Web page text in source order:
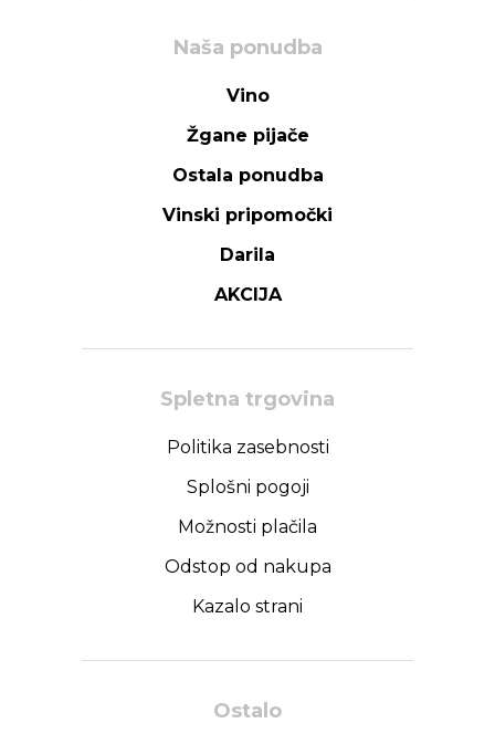
Naša ponudba
Vino
Žgane pijače
Ostala ponudba
Vinski pripomočki
Darila
AKCIJA
Spletna trgovina
Politika zasebnosti
Splošni pogoji
Možnosti plačila
Odstop od nakupa
Kazalo strani
Ostalo